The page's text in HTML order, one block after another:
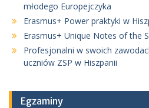
młodego Europejczyka
Erasmus+ Power praktyki w
Erasmus+ Unique Notes of the
Profesjonalni w swoich
uczniów ZSP w Hiszpanii
Egzaminy